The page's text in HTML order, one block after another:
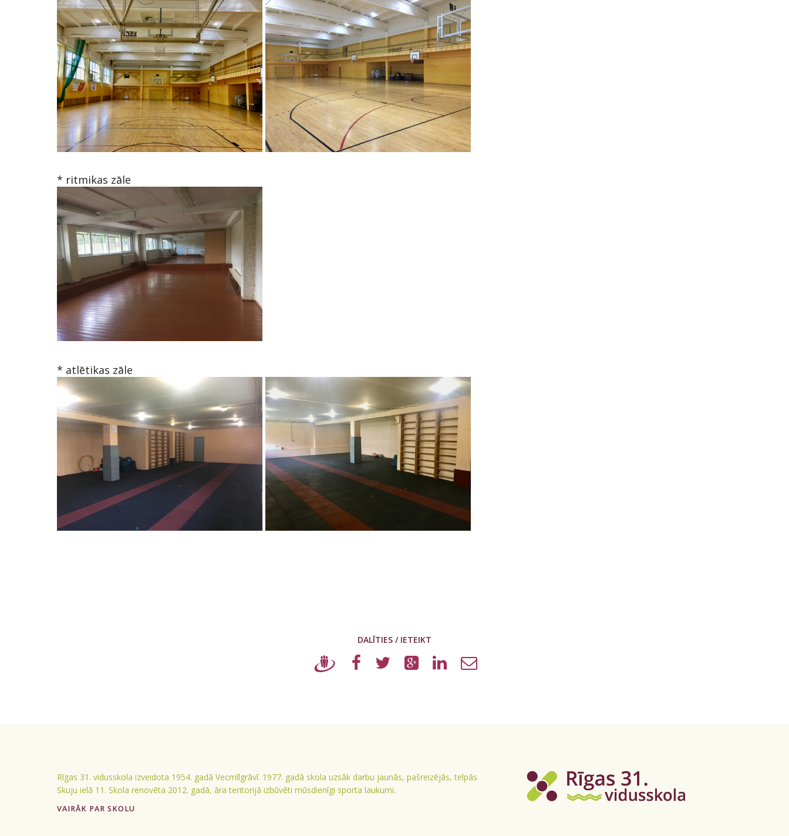
* ritmikas zāle
* atlētikas zāle
DALĪTIES / IETEIKT
Rīgas 31. vidusskola izveidota 1954. gadā Vecmīlgrāvī. 1977. gadā skola uzsāk darbu jaunās, pašreizējās, telpās
Skuju ielā 11. Skola renovēta 2012. gadā, āra teritorijā izbūvēti mūsdienīgi sporta laukumi.
VAIRĀK PAR SKOLU